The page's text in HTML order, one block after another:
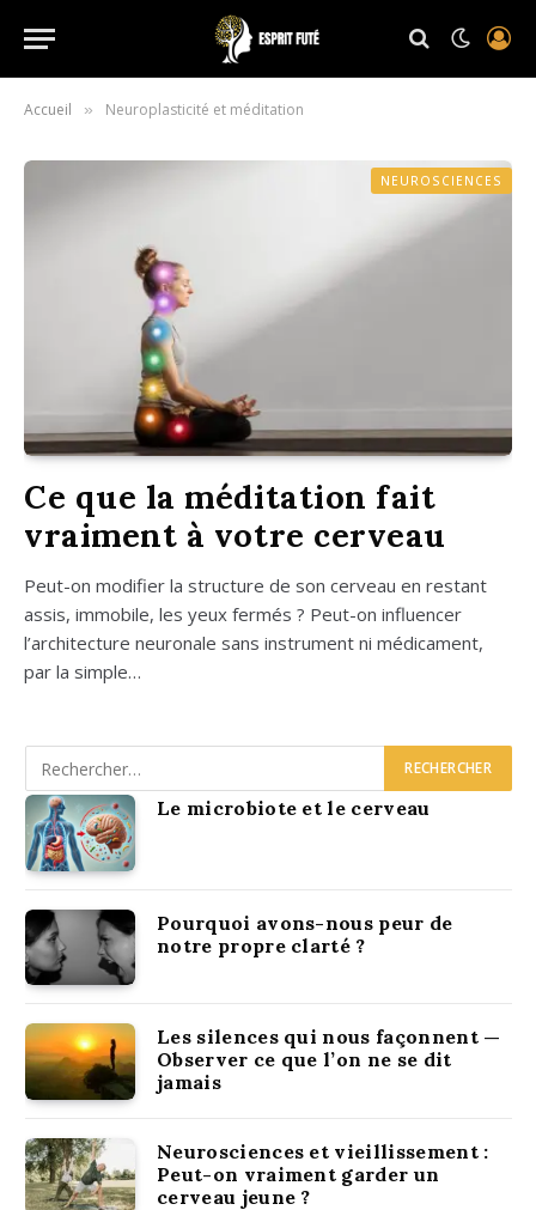
Accueil » Neuroplasticité et méditation
NEUROSCIENCES
Ce que la méditation fait
vraiment à votre cerveau
Peut-on modi­fier la struc­ture de son cer­veau en res­tant
assis, immo­bile, les yeux fer­més ? Peut-on influen­cer
l’architecture neu­ro­nale sans ins­tru­ment ni médi­ca­ment,
par la simple…
Le microbiote et le cerveau
Pourquoi avons-nous peur de
notre propre clarté ?
Les silences qui nous façonnent —
Observer ce que l’on ne se dit
jamais
Neurosciences et vieillissement :
Peut-on vraiment garder un
cerveau jeune ?